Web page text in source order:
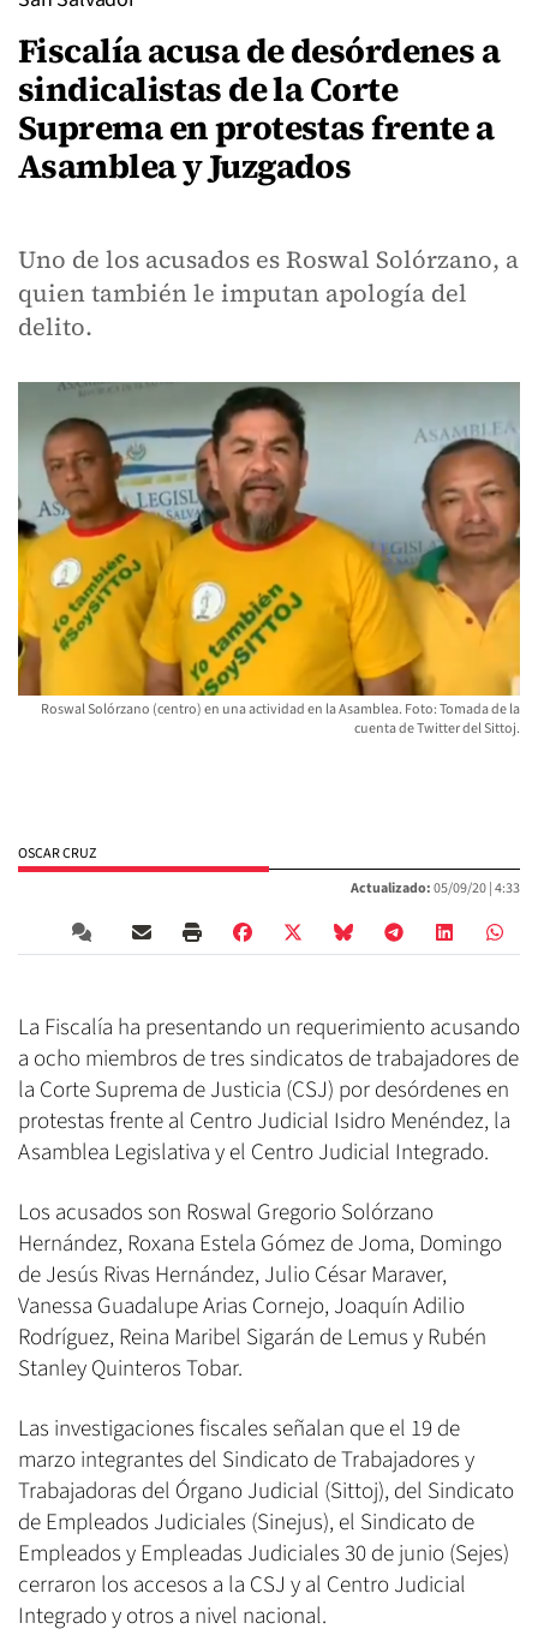
Fiscalía acusa de desórdenes a
sindicalistas de la Corte
Suprema en protestas frente a
Asamblea y Juzgados
Uno de los acusados es Roswal Solórzano, a
quien también le imputan apología del
delito.
Roswal Solórzano (centro) en una actividad en la Asamblea. Foto: Tomada de la
cuenta de Twitter del Sittoj.
OSCAR CRUZ
Actualizado:05/09/20 |4:33
La Fiscalía ha presentando un requerimiento acusando
a ocho miembros de tres sindicatos de trabajadores de
la Corte Suprema de Justicia (CSJ) por desórdenes en
protestas frente al Centro Judicial Isidro Menéndez, la
Asamblea Legislativa y el Centro Judicial Integrado.
Los acusados son Roswal Gregorio Solórzano
Hernández, Roxana Estela Gómez de Joma, Domingo
de Jesús Rivas Hernández, Julio César Maraver,
Vanessa Guadalupe Arias Cornejo, Joaquín Adilio
Rodríguez, Reina Maribel Sigarán de Lemus y Rubén
Stanley Quinteros Tobar.
Las investigaciones fiscales señalan que el 19 de
marzo integrantes del Sindicato de Trabajadores y
Trabajadoras del Órgano Judicial (Sittoj), del Sindicato
de Empleados Judiciales (Sinejus), el Sindicato de
Empleados y Empleadas Judiciales 30 de junio (Sejes)
cerraron los accesos a la CSJ y al Centro Judicial
Integrado y otros a nivel nacional.